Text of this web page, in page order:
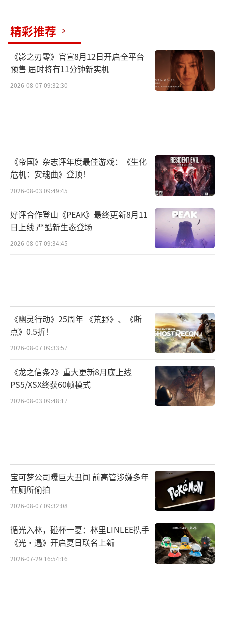
精彩推荐
《影之刃零》官宣8月12日开启全平台
预售 届时将有11分钟新实机
2026-08-07 09:32:30
《帝国》杂志评年度最佳游戏：《生化
危机：安魂曲》登顶！
2026-08-03 09:49:45
好评合作登山《PEAK》最终更新8月11
日上线 严酷新生态登场
2026-08-07 09:34:45
《幽灵行动》25周年 《荒野》、《断
点》0.5折！
2026-08-07 09:33:57
《龙之信条2》重大更新8月底上线
PS5/XSX终获60帧模式
2026-08-03 09:48:17
宝可梦公司曝巨大丑闻 前高管涉嫌多年
在厕所偷拍
2026-08-07 09:32:08
循光入林，碰杯一夏：林里LINLEE携手
《光·遇》开启夏日联名上新
2026-07-29 16:54:16